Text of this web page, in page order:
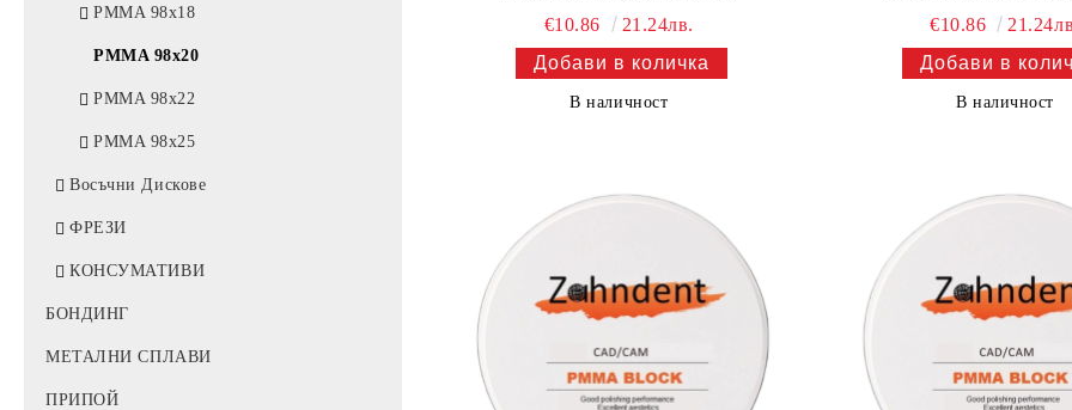
Zr 98x25
Zr 98x30
PMMA 98x18
PMMA 98x20
PMMA 98x22
PMMA 98x25
Восъчни Дискове
ФРЕЗИ
КОНСУМАТИВИ
БОНДИНГ
МЕТАЛНИ СПЛАВИ
ПРИПОЙ
€10.86
21.24лв.
В наличност
€10.86
В наличност